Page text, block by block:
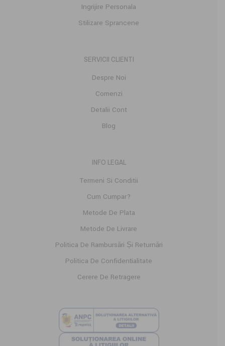
Ingrijire Personala
Stilizare Sprancene
SERVICII CLIENTI
Despre Noi
Comenzi
Detalii Cont
Blog
INFO LEGAL
Termeni Si Conditii
Cum Cumpar?
Metode De Plata
Metode De Livrare
Politica De Rambursări Și Returnări
Politica De Confidențialitate
Cerere De Retragere